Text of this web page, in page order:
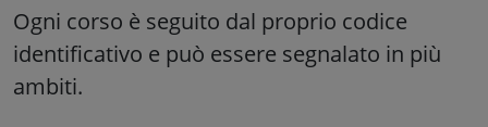
Ogni corso è seguito dal proprio codice
identificativo e può essere segnalato in più
ambiti.